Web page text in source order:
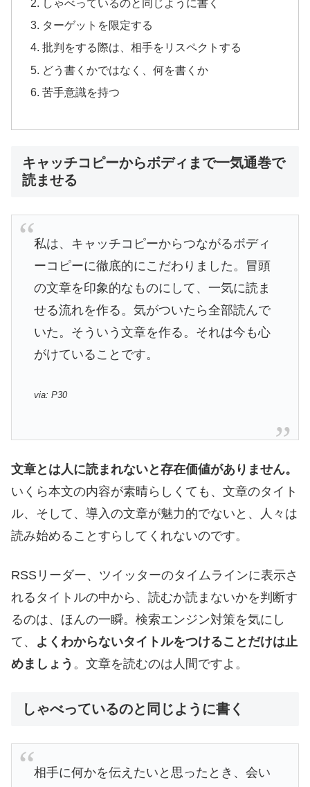
しゃべっているのと同じように書く
ターゲットを限定する
批判をする際は、相手をリスペクトする
どう書くかではなく、何を書くか
苦手意識を持つ
キャッチコピーからボディまで一気通巻で
読ませる
私は、キャッチコピーからつながるボディ
ーコピーに徹底的にこだわりました。冒頭
の文章を印象的なものにして、一気に読ま
せる流れを作る。気がついたら全部読んで
いた。そういう文章を作る。それは今も心
がけていることです。
via: P30
文章とは人に読まれないと存在価値がありません。
いくら本文の内容が素晴らしくても、文章のタイト
ル、そして、導入の文章が魅力的でないと、人々は
読み始めることすらしてくれないのです。
RSSリーダー、ツイッターのタイムラインに表示さ
れるタイトルの中から、読むか読まないかを判断す
るのは、ほんの一瞬。検索エンジン対策を気にし
て、 よくわからないタイトルをつけることだけは止
めましょう 。文章を読むのは人間ですよ。
しゃべっているのと同じように書く
相手に何かを伝えたいと思ったとき、会い